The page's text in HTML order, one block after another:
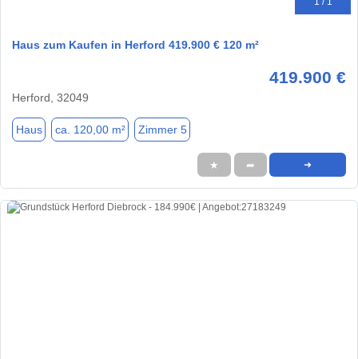
Haus zum Kaufen in Herford 419.900 € 120 m²
419.900 €
Herford, 32049
Haus ca. 120,00 m² Zimmer 5
★ ➦ ➜